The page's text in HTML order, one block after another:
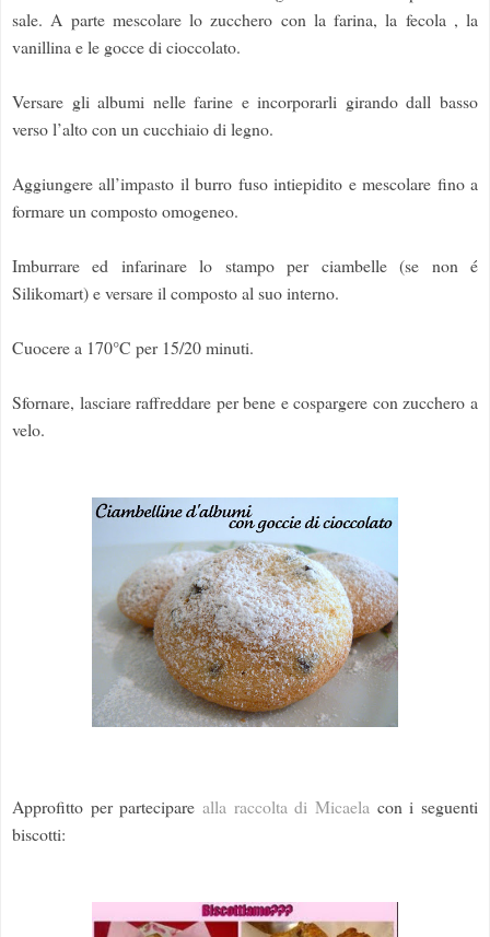
sale. A parte mescolare lo zucchero con la farina, la fecola , la
vanillina e le gocce di cioccolato.
Versare gli albumi nelle farine e incorporarli girando dall basso
verso l’alto con un cucchiaio di legno.
Aggiungere all’impasto il burro fuso intiepidito e mescolare fino a
formare un composto omogeneo.
Imburrare ed infarinare lo stampo per ciambelle (se non é
Silikomart) e versare il composto al suo interno.
Cuocere a 170°C per 15/20 minuti.
Sfornare, lasciare raffreddare per bene e cospargere con zucchero a
velo.
Approfitto per partecipare alla raccolta di Micaela con i seguenti
biscotti: